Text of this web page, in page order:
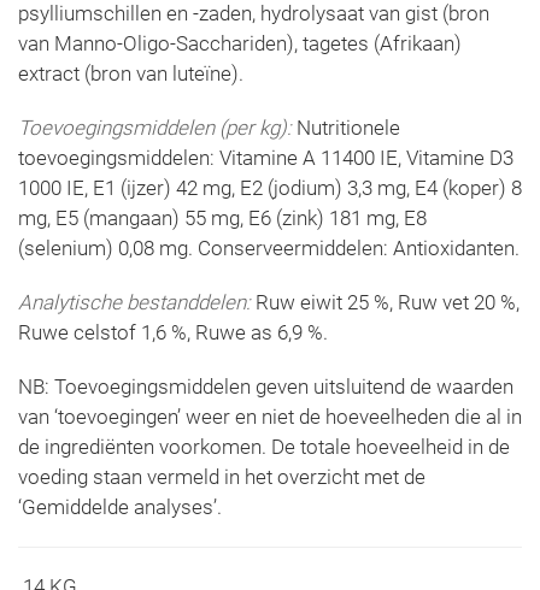
psylliumschillen en -zaden, hydrolysaat van gist (bron
van Manno-Oligo-Sacchariden), tagetes (Afrikaan)
extract (bron van luteïne).
Toevoegingsmiddelen (per kg): Nutritionele
toevoegingsmiddelen: Vitamine A 11400 IE, Vitamine D3
1000 IE, E1 (ijzer) 42 mg, E2 (jodium) 3,3 mg, E4 (koper) 8
mg, E5 (mangaan) 55 mg, E6 (zink) 181 mg, E8
(selenium) 0,08 mg. Conserveermiddelen: Antioxidanten.
Analytische bestanddelen: Ruw eiwit 25 %, Ruw vet 20 %,
Ruwe celstof 1,6 %, Ruwe as 6,9 %.
NB: Toevoegingsmiddelen geven uitsluitend de waarden
van ‘toevoegingen’ weer en niet de hoeveelheden die al in
de ingrediënten voorkomen. De totale hoeveelheid in de
voeding staan vermeld in het overzicht met de
‘Gemiddelde analyses’.